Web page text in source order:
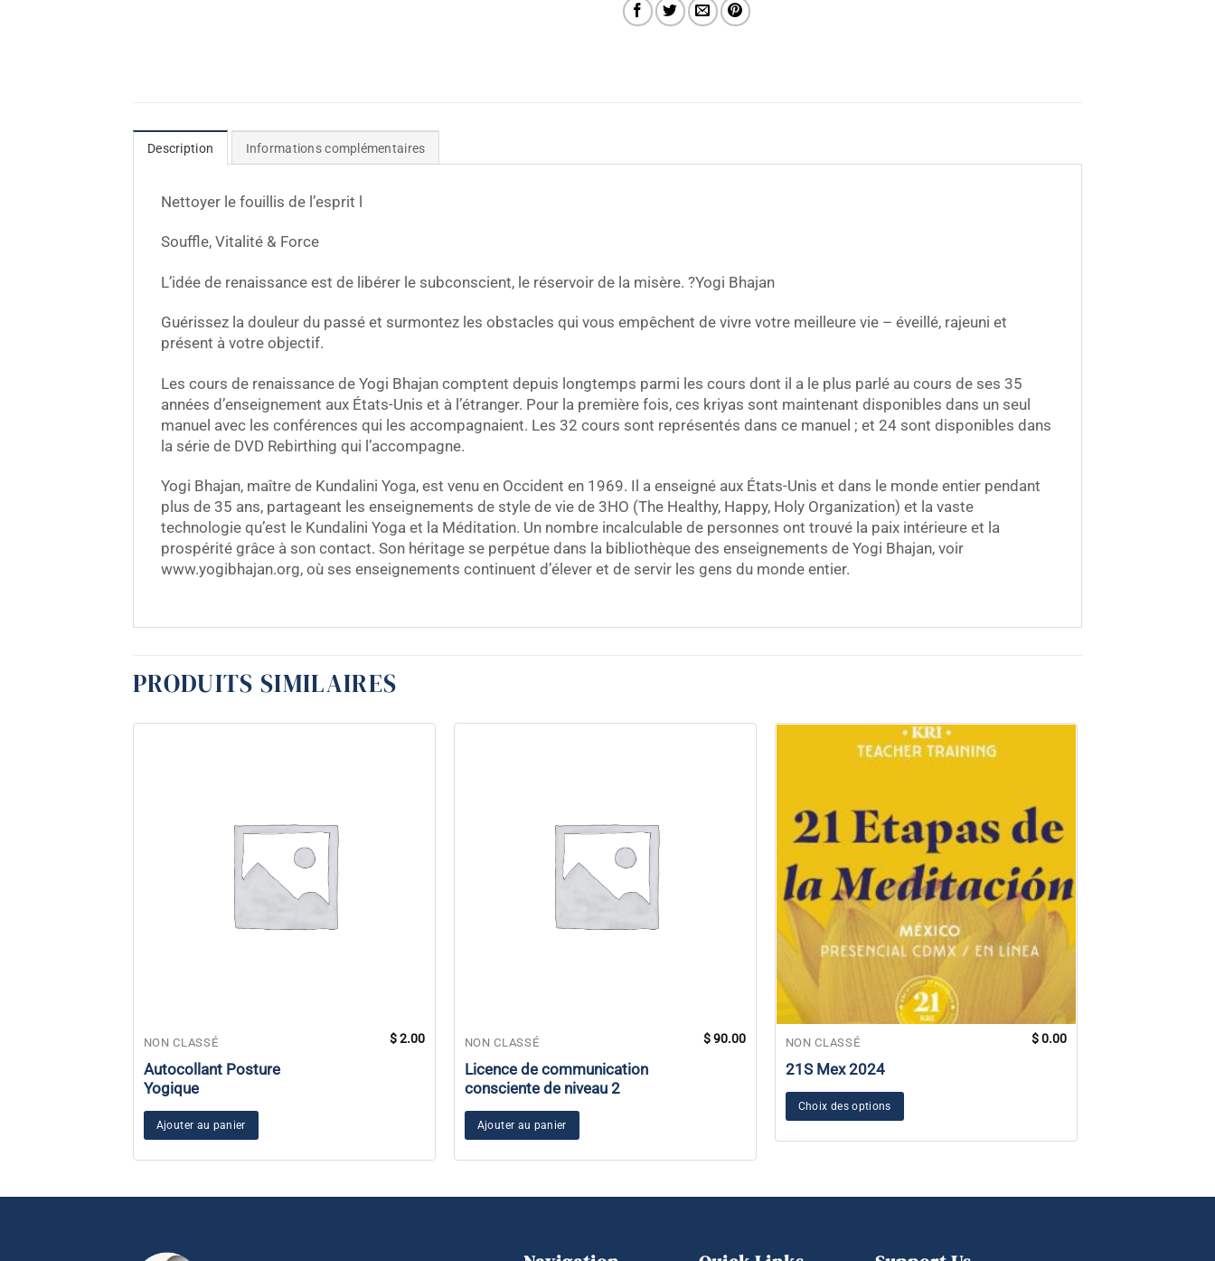
Description Informations complémentaires
Nettoyer le fouillis de l’esprit l
Souffle, Vitalité & Force
L’idée de renaissance est de libérer le subconscient, le réservoir de la misère. ?Yogi Bhajan
Guérissez la douleur du passé et surmontez les obstacles qui vous empêchent de vivre votre meilleure vie – éveillé, rajeuni et
présent à votre objectif.
Les cours de renaissance de Yogi Bhajan comptent depuis longtemps parmi les cours dont il a le plus parlé au cours de ses 35
années d’enseignement aux États-Unis et à l’étranger. Pour la première fois, ces kriyas sont maintenant disponibles dans un seul
manuel avec les conférences qui les accompagnaient. Les 32 cours sont représentés dans ce manuel ; et 24 sont disponibles dans
la série de DVD Rebirthing qui l’accompagne.
Yogi Bhajan, maître de Kundalini Yoga, est venu en Occident en 1969. Il a enseigné aux États-Unis et dans le monde entier pendant
plus de 35 ans, partageant les enseignements de style de vie de 3HO (The Healthy, Happy, Holy Organization) et la vaste
technologie qu’est le Kundalini Yoga et la Méditation. Un nombre incalculable de personnes ont trouvé la paix intérieure et la
prospérité grâce à son contact. Son héritage se perpétue dans la bibliothèque des enseignements de Yogi Bhajan, voir
www.yogibhajan.org, où ses enseignements continuent d’élever et de servir les gens du monde entier.
PRODUITS SIMILAIRES
NON CLASSÉ
Autocollant Posture
Yogique
$2.00
Ajouter au panier
NON CLASSÉ
Licence de communication
consciente de niveau 2
$90.00
Ajouter au panier
NON CLASSÉ
21S Mex 2024
$0.00
Choix des options